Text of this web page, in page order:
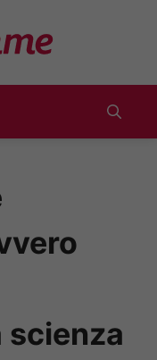
scienza